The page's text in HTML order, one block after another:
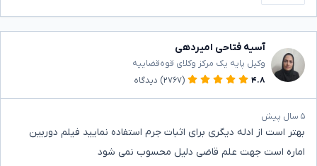
آسیه فتاحی امیردهی
وکیل پایه یک مرکز وکلای قوه‌قضاییه
۴.۸
(۲۷۶۷) دیدگاه
۵ سال پیش
بهتر است از ادله دیگری برای اثبات جرم استفاده نمایید فیلم دوربین
اماره است جهت علم قاضی دلیل محسوب نمی شود